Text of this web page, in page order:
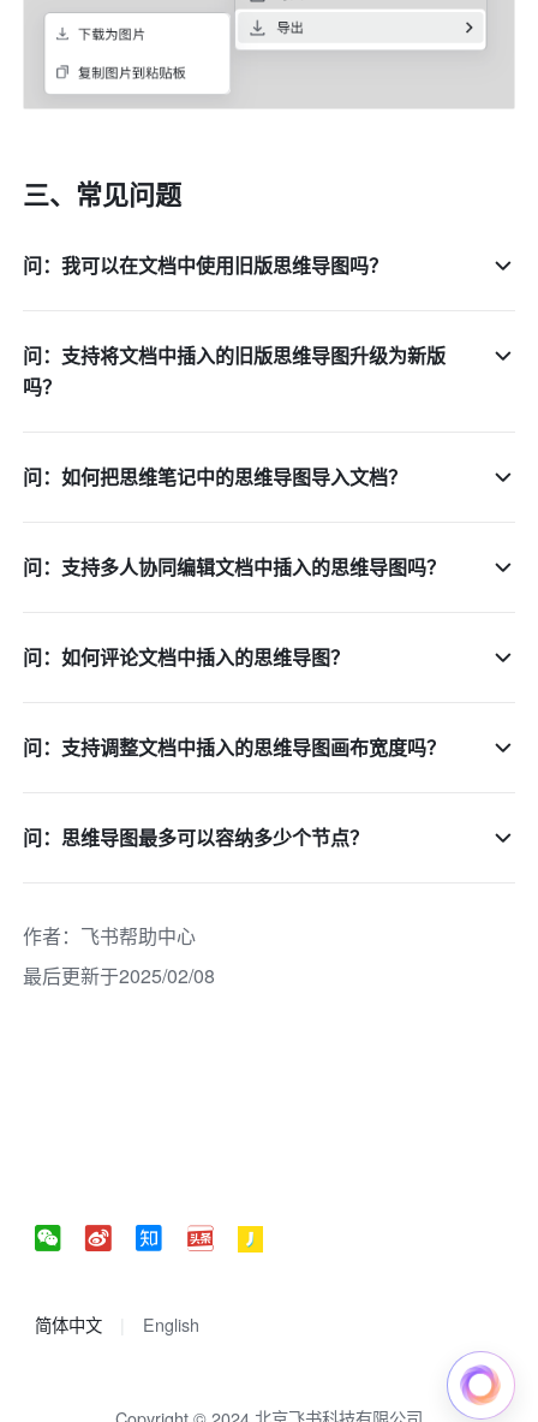
三、常见问题
问：我可以在文档中使用旧版思维导图吗？
问：支持将文档中插入的旧版思维导图升级为新版
吗？
问：如何把思维笔记中的思维导图导入文档？
问：支持多人协同编辑文档中插入的思维导图吗？
问：如何评论文档中插入的思维导图？
问：支持调整文档中插入的思维导图画布宽度吗？
问：思维导图最多可以容纳多少个节点？
作者： 飞书帮助中心
最后更新于2025/02/08
简体中文 English